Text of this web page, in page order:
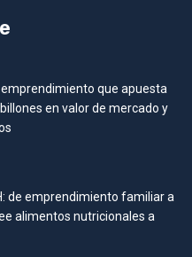
que apuesta
en valor de mercado y
de emprendimiento familiar a
alimentos nutricionales a